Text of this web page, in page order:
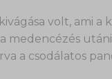
volt, ami
medencézés
a csodálatos